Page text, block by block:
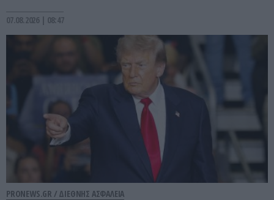
07.08.2026 | 08:47
PRONEWS.GR / ΔΙΕΘΝΗΣ ΑΣΦΑΛΕΙΑ